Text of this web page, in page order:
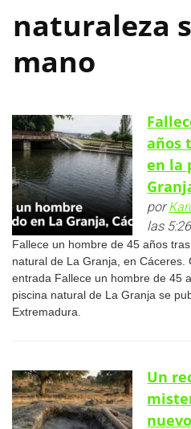
naturaleza
mano
años
en la
por
las
Fallece un hombre de 45 años
natural de La Granja, en Cáceres.
entrada Fallece un hombre de 45
piscina natural de La Granja se
Extremadura.
Un